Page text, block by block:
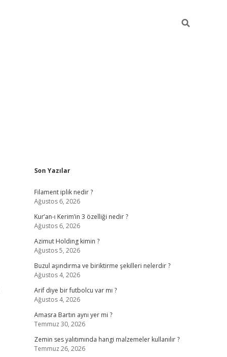
Sidebar
Son Yazılar
Filament iplik nedir ?
Ağustos 6, 2026
Kur’an-ı Kerim’in 3 özelliği nedir ?
Ağustos 6, 2026
Azimut Holding kimin ?
Ağustos 5, 2026
Buzul aşındırma ve biriktirme şekilleri nelerdir ?
Ağustos 4, 2026
Arif diye bir futbolcu var mı ?
Ağustos 4, 2026
Amasra Bartın aynı yer mi ?
Temmuz 30, 2026
Zemin ses yalıtımında hangi malzemeler kullanılır ?
Temmuz 26, 2026
vdcasino güncel giriş